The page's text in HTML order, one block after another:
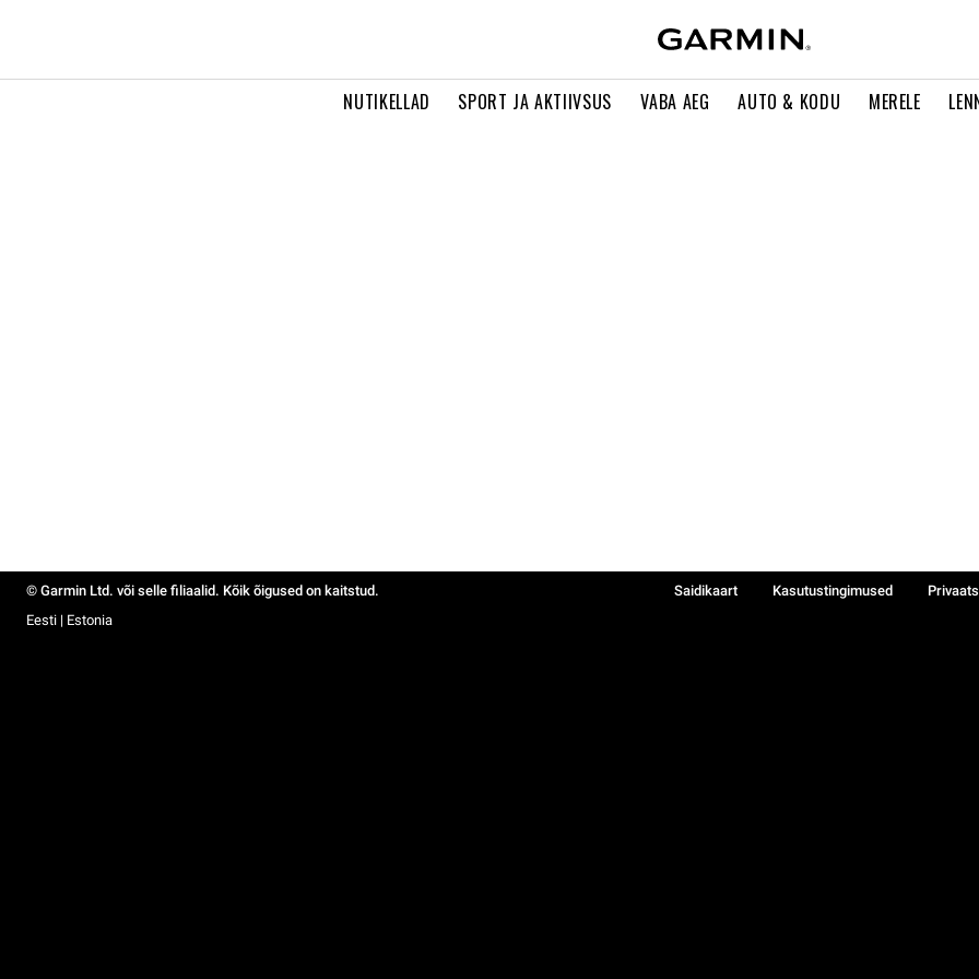
NUTIKELLAD SPORT JA AKTIIVSUS VABA AEG AUTO & KODU MERELE
© Garmin Ltd. või selle filiaalid. Kõik õigused on kaitstud. Saidikaart Kasutustingimused
Eesti | Estonia